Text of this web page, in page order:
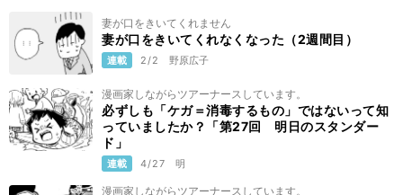
妻が口をきいてくれません
妻が口をきいてくれなくなった（2週間目）
連載 2/2 野原広子
漫画家しながらツアーナースしています。
必ずしも「ケガ＝消毒するもの」ではないって知
っていましたか？「第27回 明日のスタンダー
ド」
連載 4/27 明
漫画家しながらツアーナースしています。